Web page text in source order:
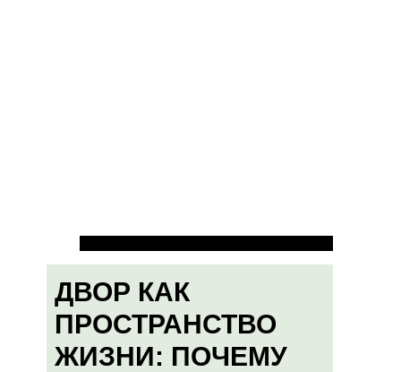
ДВОР КАК
ПРОСТРАНСТВО
ЖИЗНИ: ПОЧЕМУ